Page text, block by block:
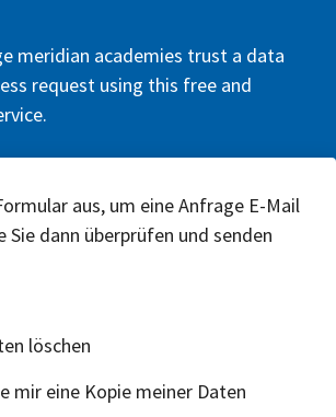
meridian academies trust a data
request using this free and
aus, um eine Anfrage E-Mail
Sie dann überprüfen und senden
löschen
mir eine Kopie meiner Daten